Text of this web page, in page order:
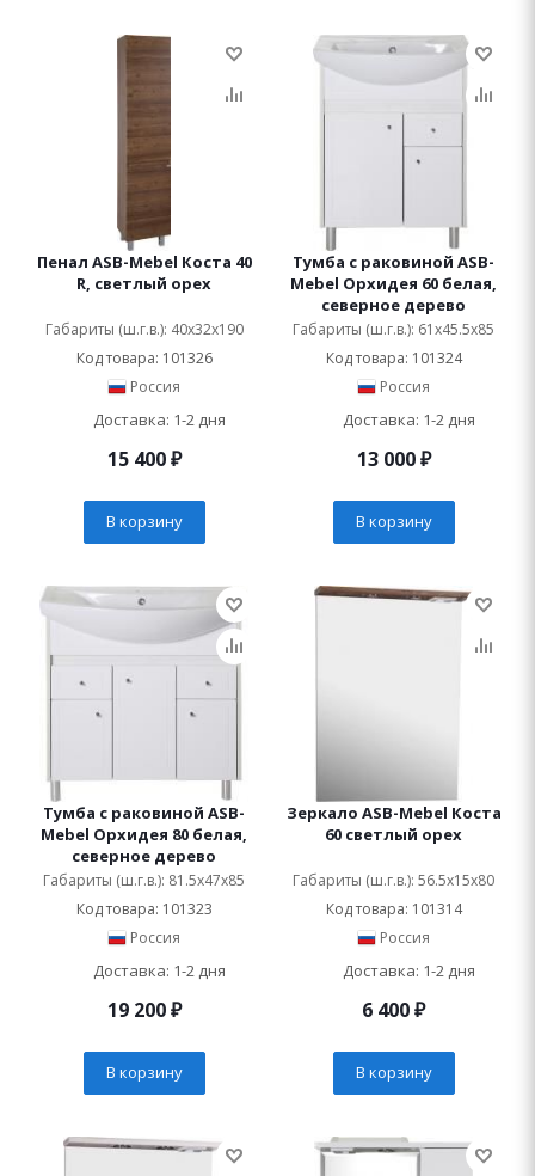
Пенал ASB-Mebel Коста 40
R, светлый орех
Габариты (ш.г.в.): 40x32x190
Код товара: 101326
Россия
Доставка: 1-2 дня
15 400₽
В корзину
Тумба с раковиной ASB-
Mebel Орхидея 60 белая,
северное дерево
Габариты (ш.г.в.): 61x45.5x85
Код товара: 101324
Россия
Доставка: 1-2 дня
13 000₽
В корзину
Тумба с раковиной ASB-
Mebel Орхидея 80 белая,
северное дерево
Габариты (ш.г.в.): 81.5x47x85
Код товара: 101323
Россия
Доставка: 1-2 дня
19 200₽
В корзину
Зеркало ASB-Mebel Коста
60 светлый орех
Габариты (ш.г.в.): 56.5x15x80
Код товара: 101314
Россия
Доставка: 1-2 дня
6 400₽
В корзину